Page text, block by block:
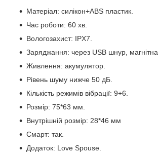
Матеріал: силікон+ABS пластик.
Час роботи: 60 хв.
Вологозахист: IPX7.
Заряджання: через USB шнур, магнітна.
Живлення: акумулятор.
Рівень шуму нижче 50 дБ.
Кількість режимів вібрації: 9+6.
Розмір: 75*63 мм.
Внутрішній розмір: 28*46 мм
Смарт: так.
Додаток: Love Spouse.